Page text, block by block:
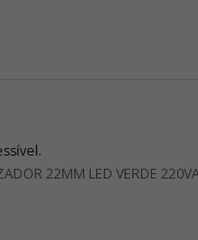
22MM LED VERDE